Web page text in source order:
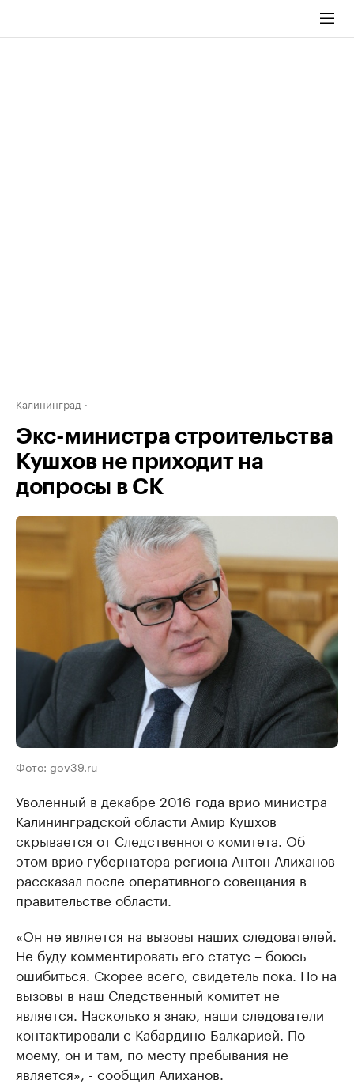
Калининград
Экс-министра строительства
Кушхов не приходит на
допросы в СК
Фото: gov39.ru
Уволенный в декабре 2016 года врио министра
Калининградской области Амир Кушхов
скрывается от Следственного комитета. Об
этом врио губернатора региона Антон Алиханов
рассказал после оперативного совещания в
правительстве области.
«Он не является на вызовы наших следователей.
Не буду комментировать его статус – боюсь
ошибиться. Скорее всего, свидетель пока. Но на
вызовы в наш Следственный комитет не
является. Насколько я знаю, наши следователи
контактировали с Кабардино-Балкарией. По-
моему, он и там, по месту пребывания не
является», - сообщил Алиханов.